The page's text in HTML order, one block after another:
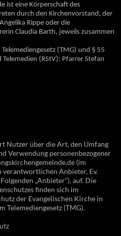
ist eine Körperschaft des
durch den Kirchenvorstand, der
Rippe oder die
Claudia Barth, jeweils zusammen
(TMG) und § 55
(RStV): Pfarrer Stefan
Nutzer über die Art, den Umfang
Verwendung personenbezogener
(im
verantwortlichen Anbieter, Ev.
„Anbieter“), auf. Die
finden sich im
der Evangelischen Kirche in
Telemediengesetz (TMG).